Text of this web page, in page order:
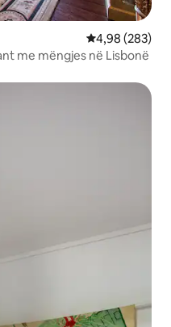
Vlerësimi
4,98 (283)
me mëngjes në Lisbonë